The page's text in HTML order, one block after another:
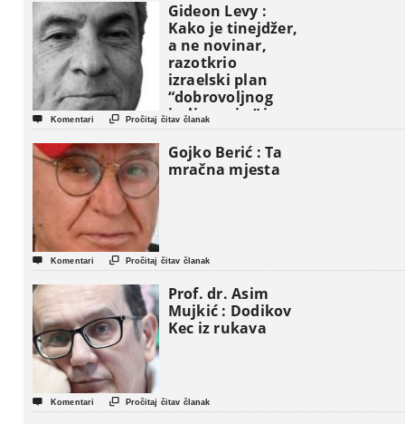
Gideon Levy :
Kako je tinejdžer,
a ne novinar,
razotkrio
izraelski plan
“dobrovoljnog
iseljavanja ” iz
Gaze
 Komentari  Pročitaj čitav članak
Gojko Berić : Ta
mračna mjesta
 Komentari  Pročitaj čitav članak
Prof. dr. Asim
Mujkić : Dodikov
Kec iz rukava
 Komentari  Pročitaj čitav članak